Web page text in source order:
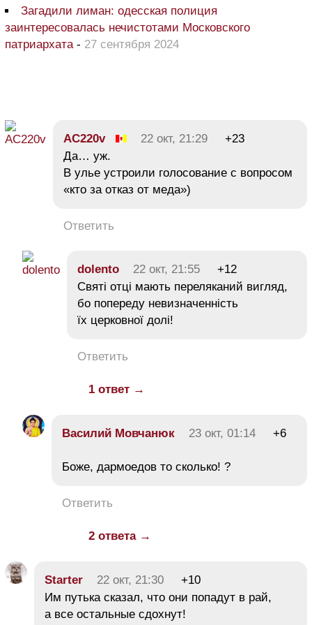
Загадили лиман: одесская полиция
заинтересовалась нечистотами Московского
патриархата- 27 сентября 2024
AC220v 22 окт, 21:29
+23
Да… уж.
В улье устроили голосование с вопросом
«кто за отказ от меда»)
Ответить
dolento 22 окт, 21:55
+12
Святі отці мають переляканий вигляд,
бо попереду невизначенність
їх церковної долі!
Ответить
1 ответ →
Василий Мовчанюк 23 окт, 01:14 +6
Боже, дармоедов то сколько! ?
Ответить
2 ответа →
Starter 22 окт, 21:30
+10
Им путька сказал, что они попадут в рай,
а все остальные сдохнут!